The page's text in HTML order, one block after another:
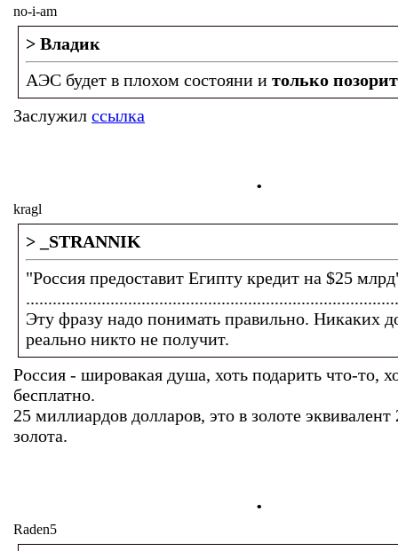
no-i-am
> Владик
АЭС будет в плохом состояни и только
Заслужил ссылка
.
kragl
> _STRANNIK
"Россия предоставит Египту кредит на $25
....................................................................................
Эту фразу надо понимать правильно. Никаких
реально никто не получит.
Россия - шировакая душа, хоть подарить что-то,
бесплатно.
25 миллиардов долларов, это в золоте эквивалент
золота.
.
Raden5